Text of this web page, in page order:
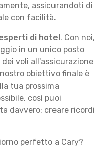
assicurandoti di
con facilità.
di hotel. Con noi,
in un unico posto
voli all'assicurazione
obiettivo finale è
tua prossima
così puoi
davvero: creare ricordi
perfetto a Cary?